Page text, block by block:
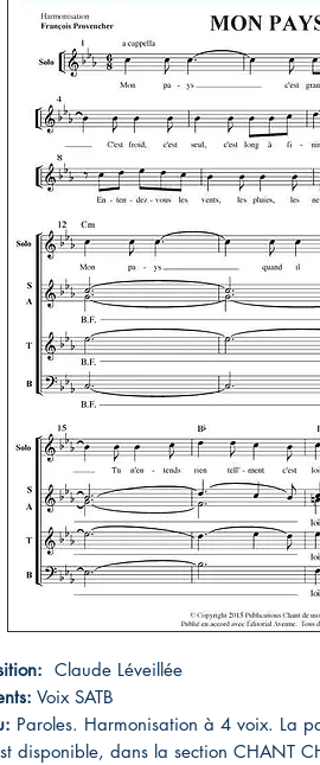
Claude Léveillée
Voix SATB
Paroles. Harmonisation à 4 voix. La
disponible, dans la section CHANT